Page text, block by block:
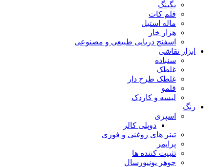
بگینگ
قلم کات
ماله استیل
هزار خار
اسفنج دریایی طبیعی و مصنوعی
ابزار نقاشی
سنباده
غلطک
غلطک طرح دار
قلمو
لیسه و کاردک
رنگ
اسپری
دوپلی کالر
تینر های روغنی و فوری
پرایمر
تثبیت کننده ها
جوهر یونیورسال